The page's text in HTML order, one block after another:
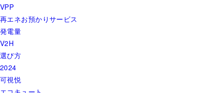
VPP
再エネお預かりサービス
発電量
V2H
選び方
2024
可視悦